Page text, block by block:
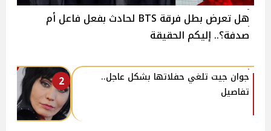
هل تعرض بطل فرقة BTS لحادث بفعل فاعل أم
صدفة؟.. إليكم الحقيقة
2
جوان جيت تلغي حفلاتها بشكل عاجل..
تفاصيل